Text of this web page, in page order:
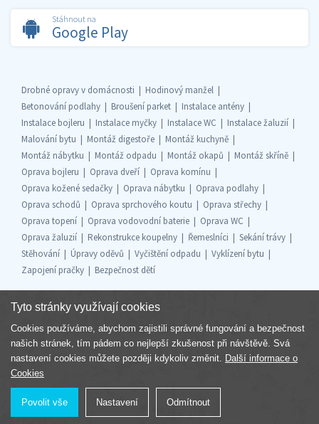
Stáhnout na
Google Play
Drobné opravy v domácnosti
Hodinový manžel
Betonování podlahy
Broušení parket
Instalace antény
Instalace bojleru
Instalace myčky Instalace WC
Instalace žaluzií
Malování bytu
Montáž digestoře
Montáž kuchyně
Montáž nábytku
Montáž odpadu Montáž okapů
Montáž skříně
Oprava bojleru
Oprava dveří
Oprava komínu
Oprava kožené sedačky
Oprava nábytku
Oprava podlahy
Oprava schodů
Oprava sprchového koutu
Oprava střechy
Oprava topení
Oprava vodovodní baterie
Oprava WC
Oprava žaluzií
Rekonstrukce koupelny Řemeslníci
Sekání trávy
Stěhování
Úpravy oděvů Vyčištění odpadu
Vyklízení bytu
Zapojení pračky
Bezpečnost dětí
Součást skupiny
Tyto stránky využívají cookies
Cookies používáme, abychom zajistili správné fungování a bezpečnost
našich stránek, tím pádem co nejlepší zkušenost při návštěvě. Svá
nastavení cookies můžete později kdykoliv změnit. Další informace o
Cookies
Povolit vše Nastavení Odmítnout